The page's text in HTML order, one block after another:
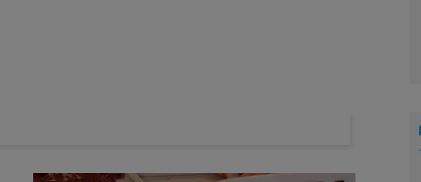
% des importations chinoises en 2026